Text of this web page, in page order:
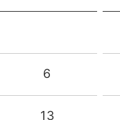
6
13